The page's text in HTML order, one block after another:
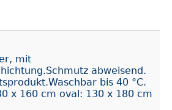
mit
abweisend.
bis 40 °C.
x 160 cm oval: 130 x 180 cm